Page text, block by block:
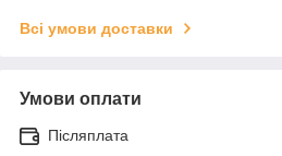
Всі умови доставки
Умови оплати
Післяплата